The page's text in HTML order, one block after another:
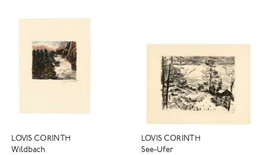
LOVIS CORINTH
Wildbach
LOVIS CORINTH
See-Ufer